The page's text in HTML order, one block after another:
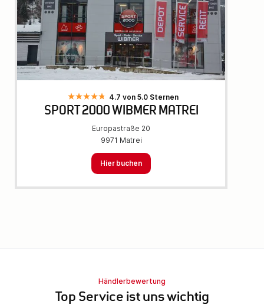
4.7 von 5.0 Sternen
SPORT 2000 WIBMER MATREI
Europastraße 20
9971 Matrei
Hier buchen
Händlerbewertung
Top Service ist uns wichtig